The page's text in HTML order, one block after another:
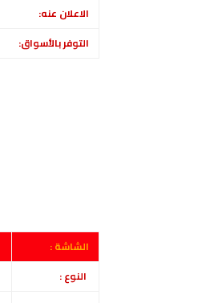
الاعلان عنه:
التوفر بالأسواق:
الشاشة :
النوع :